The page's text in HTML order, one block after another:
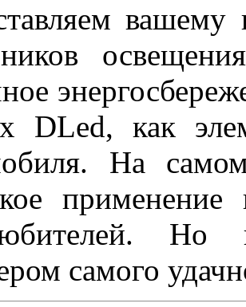
DLed, как
На
Но
самого